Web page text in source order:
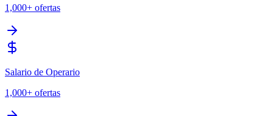
1,000+ ofertas
Salario de Operario
1,000+ ofertas